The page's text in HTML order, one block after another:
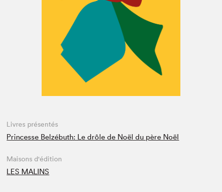
Espace enseignant·e·s
Livres présentés
Princesse Belzébuth: Le drôle de Noël du père Noël
Maisons d'édition
LES MALINS